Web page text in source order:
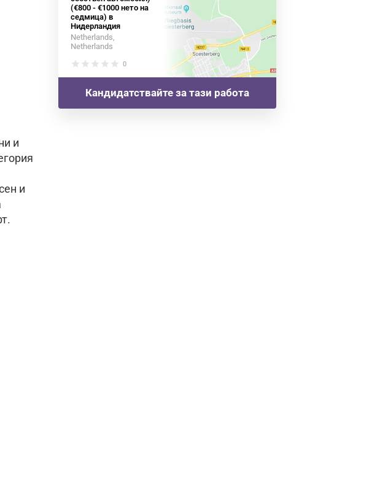
и
и
(€800 - €1000 нето на
седмица) в
Нидерландия
Netherlands,
Netherlands
star star star star star 0
Кандидатствайте за тази работа